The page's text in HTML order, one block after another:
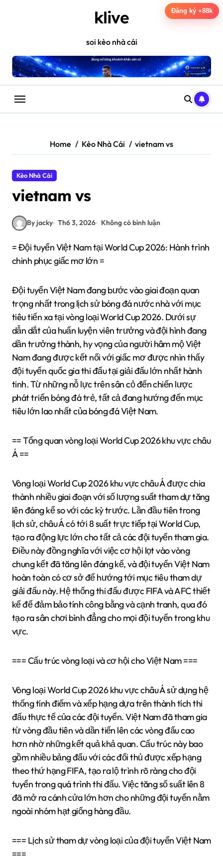
klive
soi kèo nhà cái
Home Kèo Nhà Cái vietnam vs
Kèo Nhà Cái
vietnam vs
By jacky Th6 3, 2026 Không có bình luận
= Đội tuyển Việt Nam tại World Cup 2026: Hành trình
chinh phục giấc mơ lớn =
Đội tuyển Việt Nam đang bước vào giai đoạn quan
trọng nhất trong lịch sử bóng đá nước nhà với mục
tiêu tiến xa tại vòng loại World Cup 2026. Dưới sự
dẫn dắt của huấn luyện viên trưởng và đội hình đang
dần trưởng thành, hy vọng của người hâm mộ Việt
Nam đang được kết nối với giấc mơ được nhìn thấy
đội tuyển quốc gia thi đấu tại giải đấu lớn nhất hành
tinh. Từ những nỗ lực trên sân cỏ đến chiến lược
phát triển bóng đá trẻ, tất cả đang hướng đến mục
tiêu lớn lao nhất của bóng đá Việt Nam.
== Tổng quan vòng loại World Cup 2026 khu vực châu
Á ==
Vòng loại World Cup 2026 khu vực châu Á được chia
thành nhiều giai đoạn với số lượng suất tham dự tăng
lên đáng kể so với các kỳ trước. Lần đầu tiên trong
lịch sử, châu Á có tới 8 suất trực tiếp tại World Cup,
tạo ra động lực lớn cho tất cả các đội tuyển tham gia.
Điều này đồng nghĩa với việc cơ hội lọt vào vòng
chung kết đã tăng lên đáng kể, và đội tuyển Việt Nam
hoàn toàn có cơ sở để hướng tới mục tiêu tham dự
giải đấu này. Hệ thống thi đấu được FIFA và AFC thiết
kế để đảm bảo tính công bằng và cạnh tranh, qua đó
tạo ra sân chơi bình đẳng cho mọi đội tuyển trong khu
vực.
=== Cấu trúc vòng loại và cơ hội cho Việt Nam ===
Vòng loại World Cup 2026 khu vực châu Á sử dụng hệ
thống tính điểm và xếp hạng dựa trên thành tích thi
đấu thực tế của các đội tuyển. Việt Nam đã tham gia
từ vòng đầu tiên và dần tiến lên các vòng đấu cao
hơn nhờ những kết quả khả quan. Cấu trúc này bao
gồm nhiều bảng đấu với các đối thủ được xếp hạng
theo thứ hạng FIFA, tạo ra lộ trình rõ ràng cho đội
tuyển trong quá trình thi đấu. Việc tăng số suất lên 8
đã mở ra cánh cửa lớn hơn cho những đội tuyển nằm
ngoài nhóm hạt giống hàng đầu.
=== Lịch sử tham dự vòng loại của đội tuyển Việt Nam
===
Đăng ký +88k